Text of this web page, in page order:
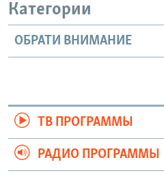
Категории
ОБРАТИ ВНИМАНИЕ
ТВ ПРОГРАММЫ
РАДИО ПРОГРАММЫ